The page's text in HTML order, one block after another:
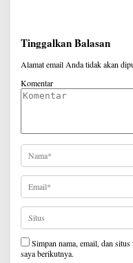
Tinggalkan Balasan
Alamat email Anda tidak akan
Komentar
Simpan nama, email, dan
saya berikutnya.